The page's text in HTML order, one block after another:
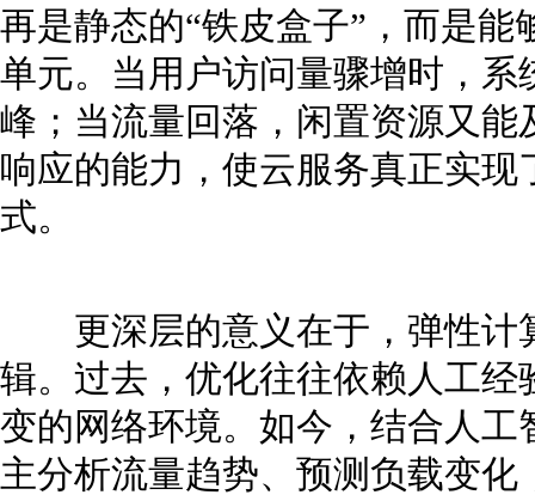
再是静态的“铁皮盒子”，而是
单元。当用户访问量骤增时，
峰；当流量回落，闲置资源又
响应的能力，使云服务真正实现
式。
更深层的意义在于，弹性计
辑。过去，优化往往依赖人工
变的网络环境。如今，结合人
主分析流量趋势、预测负载变